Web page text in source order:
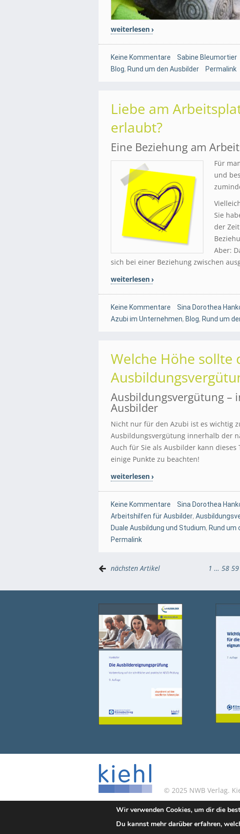
weiterlesen
Keine Kommentare Sabine Bleumortier
Blog, Rund um den Ausbilder Permalink
Liebe am
erlaubt?
Eine Beziehung am
Für
und
Sie
der
Aber:
sich bei einer Beziehung zwischen
weiterlesen
Keine Kommentare Sina Dorothea
Azubi im Unternehmen, Blog, Rund um
Welche Höhe sollte
Ausbildungsvergütung –
Ausbilder
Nicht nur für den Azubi ist es wichtig
Ausbildungsvergütung innerhalb der
Auch für Sie als Ausbilder kann
einige Punkte zu beachten!
weiterlesen
Keine Kommentare Sina Dorothea
Arbeitshilfen für Ausbilder,
Duale Ausbildung und Studium, Rund um
Permalink
nächsten Artikel 1 … 58 59
© 2025 NWB Verlag.
Kontakt | Impressum |
Wir verwenden Cookies, um dir die
Du kannst mehr darüber erfahren,